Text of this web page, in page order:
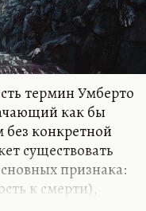
термин Умберто
как бы
конкретной
существовать
признака:
к смерти),